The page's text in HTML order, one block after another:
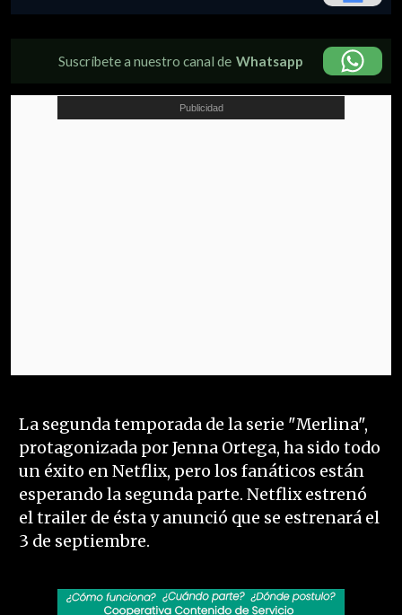
Suscríbete a nuestro canal de Whatsapp
La segunda temporada de la serie "Merlina",
protagonizada por Jenna Ortega, ha sido todo
un éxito en Netflix, pero los fanáticos están
esperando la segunda parte. Netflix estrenó
el trailer de ésta y anunció que se estrenará el
3 de septiembre.